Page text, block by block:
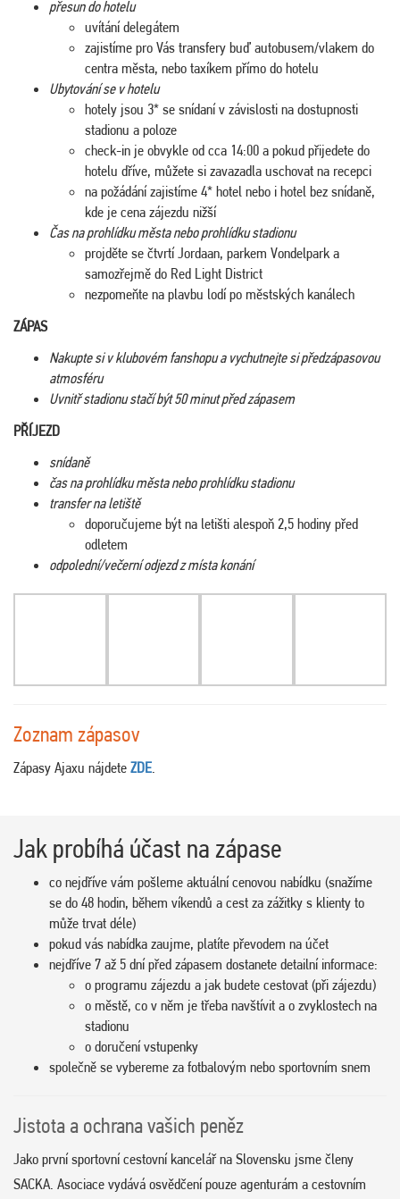
přesun do hotelu
uvítání delegátem
zajistíme pro Vás transfery buď autobusem/vlakem do
centra města, nebo taxíkem přímo do hotelu
Ubytování se v hotelu
hotely jsou 3* se snídaní v závislosti na dostupnosti
stadionu a poloze
check-in je obvykle od cca 14:00 a pokud přijedete do
hotelu dříve, můžete si zavazadla uschovat na recepci
na požádání zajistíme 4* hotel nebo i hotel bez snídaně,
kde je cena zájezdu nižší
Čas na prohlídku města nebo prohlídku stadionu
projděte se čtvrtí Jordaan, parkem Vondelpark a
samozřejmě do Red Light District
nezpomeňte na plavbu lodí po městských kanálech
ZÁPAS
Nakupte si v klubovém fanshopu a vychutnejte si předzápasovou
atmosféru
Uvnitř stadionu stačí být 50 minut před zápasem
PŘÍJEZD
snídaně
čas na prohlídku města nebo prohlídku stadionu
transfer na letiště
doporučujeme být na letišti alespoň 2,5 hodiny před
odletem
odpolední/večerní odjezd z místa konání
Zoznam zápasov
Zápasy Ajaxu nájdete ZDE.
Jak probíhá účast na zápase
co nejdříve vám pošleme aktuální cenovou nabídku (snažíme
se do 48 hodin, během víkendů a cest za zážitky s klienty to
může trvat déle)
pokud vás nabídka zaujme, platíte převodem na účet
nejdříve 7 až 5 dní před zápasem dostanete detailní informace:
o programu zájezdu a jak budete cestovat (při zájezdu)
o městě, co v něm je třeba navštívit a o zvyklostech na
stadionu
o doručení vstupenky
společně se vybereme za fotbalovým nebo sportovním snem
Jistota a ochrana vašich peněz
Jako první sportovní cestovní kancelář na Slovensku jsme členy
SACKA. Asociace vydává osvědčení pouze agenturám a cestovním